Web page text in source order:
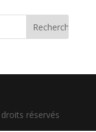
réservés